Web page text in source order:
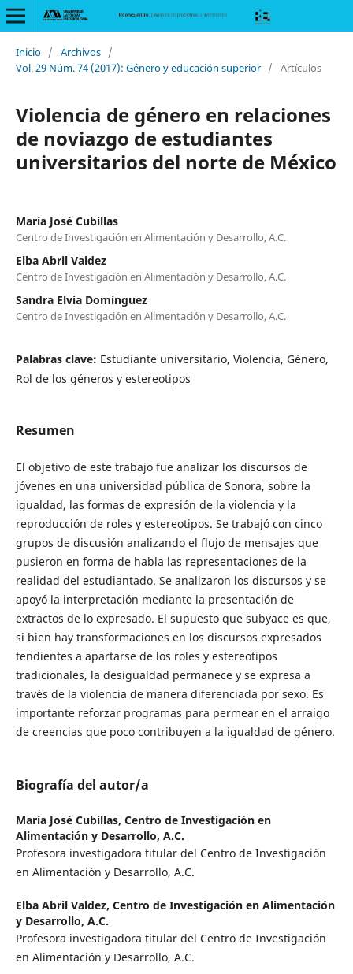
Inicio / Archivos /
Vol. 29 Núm. 74 (2017): Género y educación superior / Artículos
Violencia de género en relaciones
de noviazgo de estudiantes
universitarios del norte de México
María José Cubillas
Centro de Investigación en Alimentación y Desarrollo, A.C.
Elba Abril Valdez
Centro de Investigación en Alimentación y Desarrollo, A.C.
Sandra Elvia Domínguez
Centro de Investigación en Alimentación y Desarrollo, A.C.
Palabras clave: Estudiante universitario, Violencia, Género,
Rol de los géneros y estereotipos
Resumen
El objetivo de este trabajo fue analizar los discursos de
jóvenes en una universidad pública de Sonora, sobre la
igualdad, las formas de expresión de la violencia y la
reproducción de roles y estereotipos. Se trabajó con cinco
grupos de discusión analizando el flujo de mensajes que
pusieron en forma de habla las representaciones de la
realidad del estudiantado. Se analizaron los discursos y se
apoyó la interpretación mediante la presentación de
extractos de lo expresado. El supuesto que subyace es que,
si bien hay transformaciones en los discursos expresados
tendientes a apartarse de los roles y estereotipos
tradicionales, la desigualdad permanece y se expresa a
través de la violencia de manera diferenciada por sexo. Es
importante reforzar programas para permear en el arraigo
de creencias que poco contribuyen a la igualdad de género.
Biografía del autor/a
María José Cubillas, Centro de Investigación en
Alimentación y Desarrollo, A.C.
Profesora investigadora titular del Centro de Investigación
en Alimentación y Desarrollo, A.C.
Elba Abril Valdez, Centro de Investigación en Alimentación
y Desarrollo, A.C.
Profesora investigadora titular del Centro de Investigación
en Alimentación y Desarrollo, A.C.